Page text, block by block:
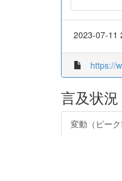
2023-07-11
https://
言及状況
変動（ピーク